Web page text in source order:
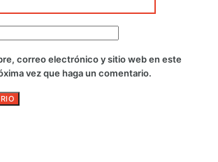
correo electrónico y sitio web en este
vez que haga un comentario.